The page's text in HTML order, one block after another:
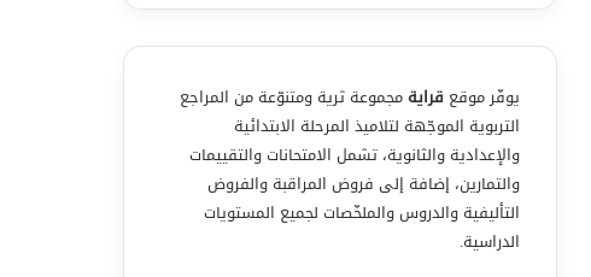
يوفّر موقع قرايةمجموعة ثرية ومتنوّعة من المراجع
التربوية الموجّهة لتلاميذ المرحلة الابتدائية
والإعدادية والثانوية، تشمل الامتحانات والتقييمات
والتمارين، إضافة إلى فروض المراقبة والفروض
التأليفية والدروس والملخّصات لجميع المستويات
الدراسية.